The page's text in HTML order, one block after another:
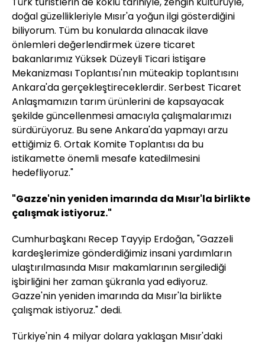
doğal güzellikleriyle Mısır'a yoğun ilgi gösterdiğini
biliyorum. Tüm bu konularda alınacak ilave
önlemleri değerlendirmek üzere ticaret
bakanlarımız Yüksek Düzeyli Ticari İstişare
Mekanizması Toplantısı'nın müteakip toplantısını
Ankara'da gerçekleştireceklerdir. Serbest Ticaret
Anlaşmamızın tarım ürünlerini de kapsayacak
şekilde güncellenmesi amacıyla çalışmalarımızı
sürdürüyoruz. Bu sene Ankara'da yapmayı arzu
ettiğimiz 6. Ortak Komite Toplantısı da bu
istikamette önemli mesafe katedilmesini
hedefliyoruz."
"Gazze'nin yeniden imarında da Mısır'la birlikte
çalışmak istiyoruz."
Cumhurbaşkanı Recep Tayyip Erdoğan, "Gazzeli
kardeşlerimize gönderdiğimiz insani yardımların
ulaştırılmasında Mısır makamlarının sergilediği
işbirliğini her zaman şükranla yad ediyoruz.
Gazze'nin yeniden imarında da Mısır'la birlikte
çalışmak istiyoruz." dedi.
Türkiye'nin 4 milyar dolara yaklaşan Mısır'daki